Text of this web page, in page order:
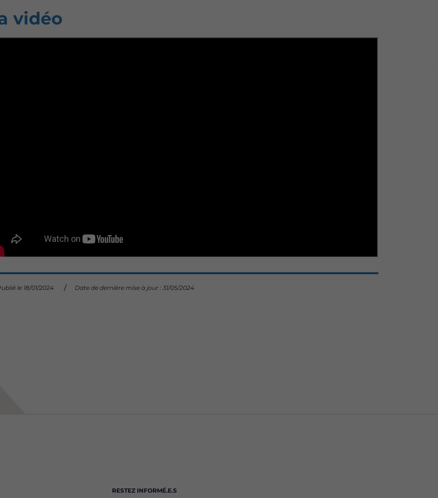
vidéo
le 18/01/2024 Date de dernière mise à jour : 31/05/2024
RESTEZ INFORMÉ.E.S